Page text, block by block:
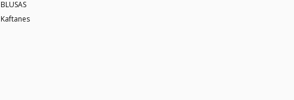
BLUSAS
Kaftanes